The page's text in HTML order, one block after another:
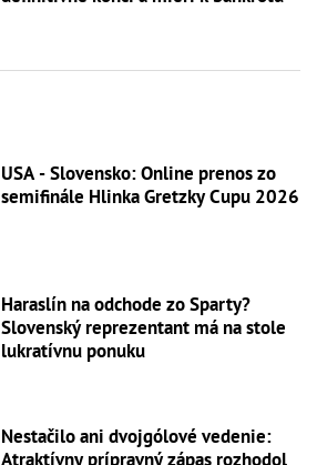
USA - Slovensko: Online prenos zo
semifinále Hlinka Gretzky Cupu 2026
Haraslín na odchode zo Sparty?
Slovenský reprezentant má na stole
lukratívnu ponuku
Nestačilo ani dvojgólové vedenie:
Atraktívny prípravný zápas rozhodol